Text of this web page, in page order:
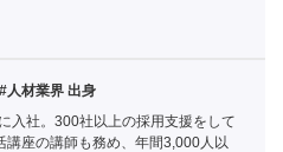
#人材業界 出身
入社。300社以上の採用支援をして
講座の講師も務め、年間3,000人以